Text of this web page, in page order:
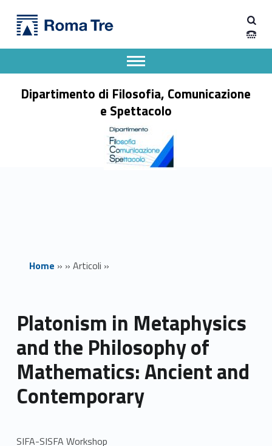
Platonism in Metaphysics and the Philosophy of Mathematics: Ancient and Contemporary - Dipartimento di Filosofia, Comunicazione e Spettacolo
Dipartimento di Filosofia, Comunicazione
e Spettacolo
Apri il menu secondario
Header info sidebar
Home » » Articoli »
Platonism in Metaphysics
and the Philosophy of
Mathematics: Ancient and
Contemporary
SIFA-SISFA Workshop